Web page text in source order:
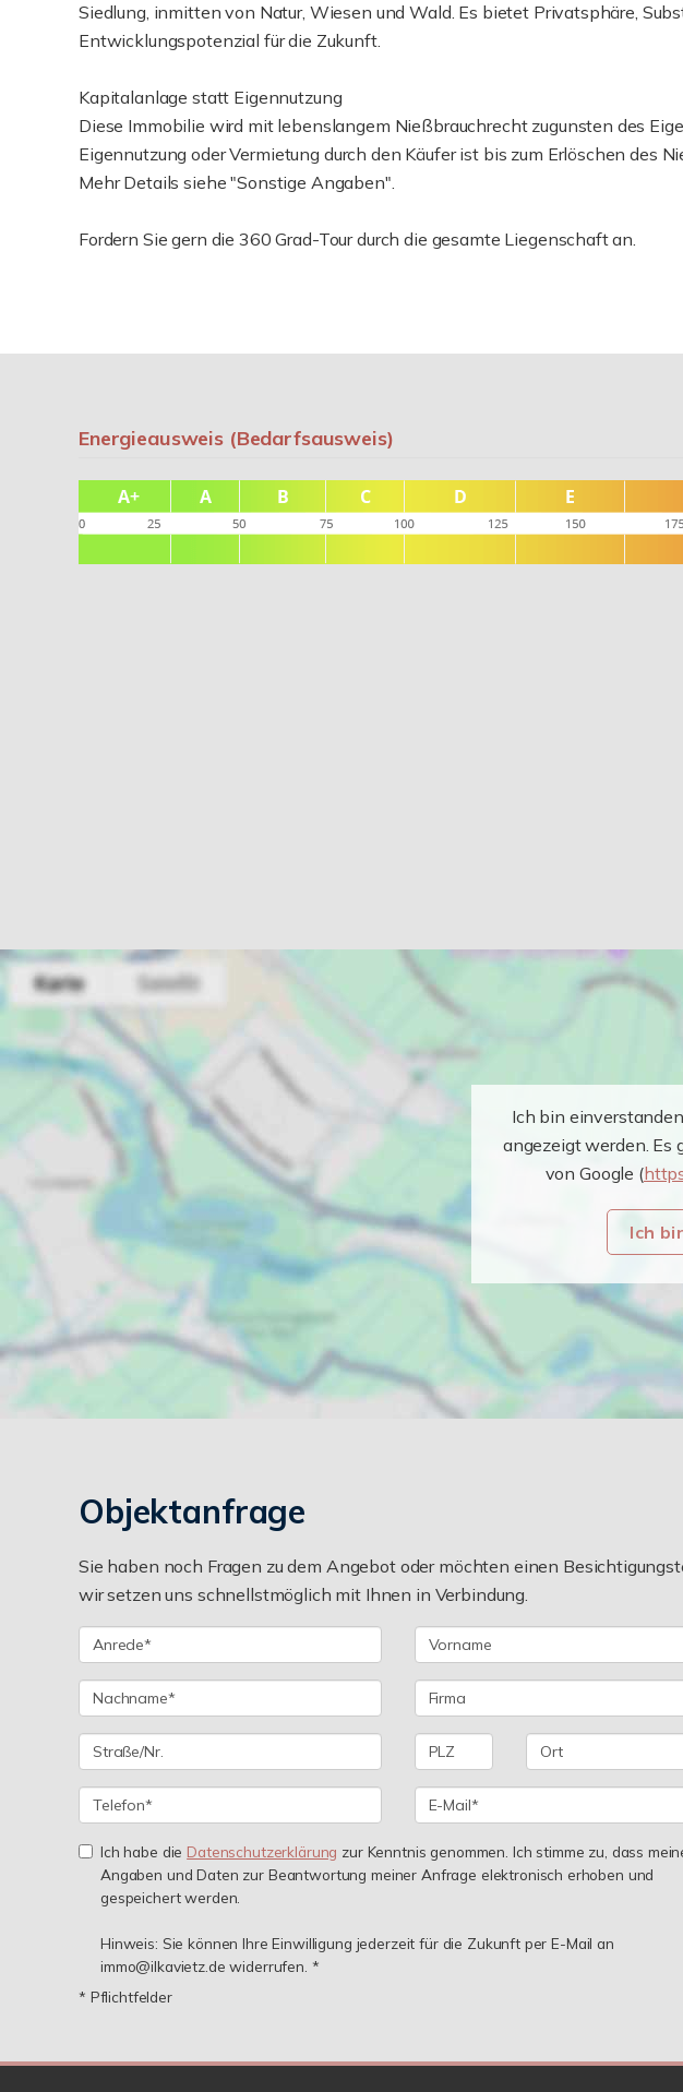
Siedlung, inmitten von Natur, Wiesen und Wald. Es bietet Privatsphäre,
Entwicklungspotenzial für die Zukunft.
Kapitalanlage statt Eigennutzung
Diese Immobilie wird mit lebenslangem Nießbrauchrecht zugunsten des
Eigennutzung oder Vermietung durch den Käufer ist bis zum Erlöschen des
Mehr Details siehe "Sonstige Angaben".
Fordern Sie gern die 360 Grad-Tour durch die gesamte Liegenschaft an.
Energieausweis (Bedarfsausweis)
Ich bin
angezeigt werden. Es
von Google (
Ich
Objektanfrage
Sie haben noch Fragen zu dem Angebot oder möchten einen
wir setzen uns schnellstmöglich mit Ihnen in Verbindung.
Ich habe die Datenschutzerklärung zur Kenntnis genommen. Ich stimme zu, dass
Angaben und Daten zur Beantwortung meiner Anfrage elektronisch erhoben und
gespeichert werden.
Hinweis: Sie können Ihre Einwilligung jederzeit für die Zukunft per E-Mail an
immo@ilkavietz.de widerrufen. *
* Pflichtfelder